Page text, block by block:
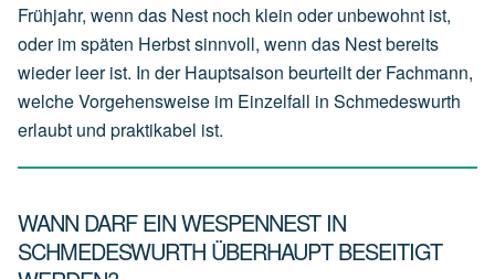
Frühjahr, wenn das Nest noch klein oder unbewohnt ist,
oder im späten Herbst sinnvoll, wenn das Nest bereits
wieder leer ist. In der Hauptsaison beurteilt der Fachmann,
welche Vorgehensweise im Einzelfall in Schmedeswurth
erlaubt und praktikabel ist.
WANN DARF EIN WESPENNEST IN
SCHMEDESWURTH ÜBERHAUPT BESEITIGT